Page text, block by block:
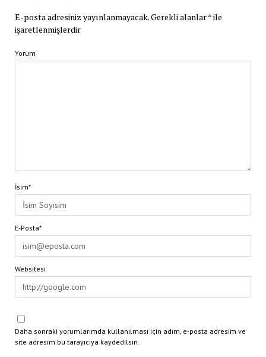
E-posta adresiniz yayınlanmayacak.Gerekli alanlar*ile
işaretlenmişlerdir
Yorum
İsim*
E-Posta*
Websitesi
Daha sonraki yorumlarımda kullanılması için adım, e-posta adresim ve
site adresim bu tarayıcıya kaydedilsin.